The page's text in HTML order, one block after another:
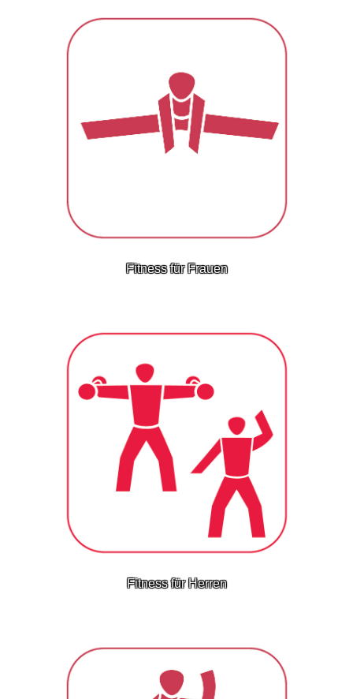
Fitness für Frauen
Fitness für Herren